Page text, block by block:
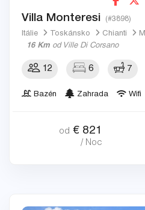
Villa Monteresi (#3898)
Itálie Toskánsko Chianti
16 Km od Ville Di Corsano
12 6 7
Bazén Zahrada Wifi
od € 821
/ Noc